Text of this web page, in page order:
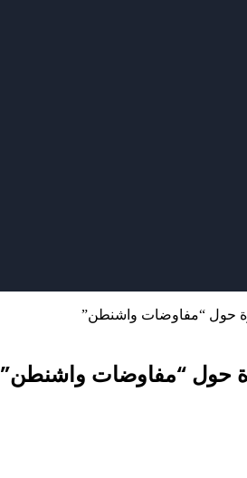
حول “مفاوضات واشنطن”
حول “مفاوضات واشنطن”